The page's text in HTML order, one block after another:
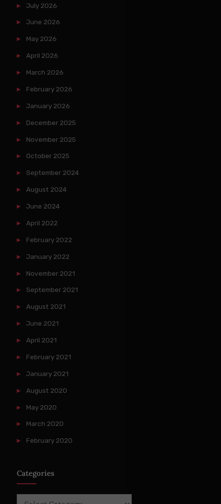
July 2026
June 2026
May 2026
April 2026
March 2026
February 2026
January 2026
December 2025
November 2025
October 2025
September 2024
August 2024
June 2024
April 2022
February 2022
January 2022
November 2021
September 2021
August 2021
June 2021
April 2021
February 2021
January 2021
August 2020
May 2020
March 2020
February 2020
Categories
Categories